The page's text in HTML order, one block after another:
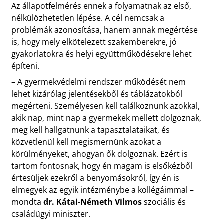
Az állapotfelmérés ennek a folyamatnak az első,
nélkülözhetetlen lépése. A cél nemcsak a
problémák azonosítása, hanem annak megértése
is, hogy mely elkötelezett szakemberekre, jó
gyakorlatokra és helyi együttműködésekre lehet
építeni.
– A gyermekvédelmi rendszer működését nem
lehet kizárólag jelentésekből és táblázatokból
megérteni. Személyesen kell találkoznunk azokkal,
akik nap, mint nap a gyermekek mellett dolgoznak,
meg kell hallgatnunk a tapasztalataikat, és
közvetlenül kell megismernünk azokat a
körülményeket, ahogyan ők dolgoznak. Ezért is
tartom fontosnak, hogy én magam is elsőkézből
értesüljek ezekről a benyomásokról, így én is
elmegyek az egyik intézménybe a kollégáimmal –
mondta dr. Kátai-Németh Vilmosszociális és
családügyi miniszter.